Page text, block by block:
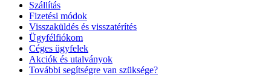
Szállítás
Fizetési módok
Visszaküldés és visszatérítés
Ügyfélfiókom
Céges ügyfelek
Akciók és utalványok
További segítségre van szüksége?